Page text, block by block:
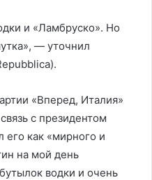
и «Ламбруско». Но
— уточнил
«Вперед, Италия»
с президентом
его как «мирного и
на мой день
водки и очень